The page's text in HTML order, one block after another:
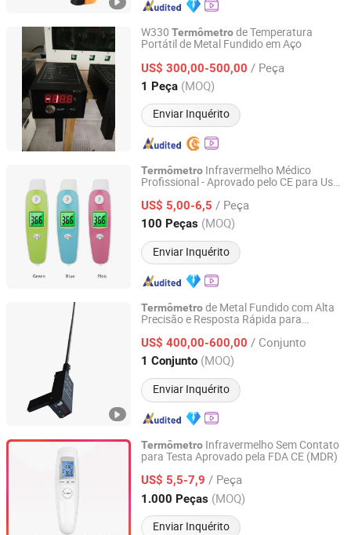
W330 Termômetrode Temperatura
Portátil de Metal Fundido em Aço
US$ 300,00-500,00 / Peça
1 Peça (MOQ)
Enviar Inquérito
Xinji Kexin Metallurgical Equipment Co., Ltd.
Hebei, China Desde 2018
Termômetro Infravermelho Médico
Profissional - Aprovado pelo CE para Uso
US$ 5,00-6,5 / Peça
100 Peças (MOQ)
Enviar Inquérito
Hebei Times Medical Technology Co., Ltd.
Hebei, China Desde 2022
Termômetrode Metal Fundido com Alta
Precisão e Resposta Rápida para
US$ 400,00-600,00 / Conjunto
1 Conjunto (MOQ)
Enviar Inquérito
Nanjing Faraday Optoelectronic Technology Co., Ltd.
Jiangsu, China Desde 2026
Termômetro Infravermelho Sem Contato
para Testa Aprovado pela FDA CE (MDR)
US$ 5,5-7,9 / Peça
1.000 Peças (MOQ)
Enviar Inquérito
Ningbo Ranor Medical Science & Technology Co., Ltd.
Zhejiang, China Desde 2020